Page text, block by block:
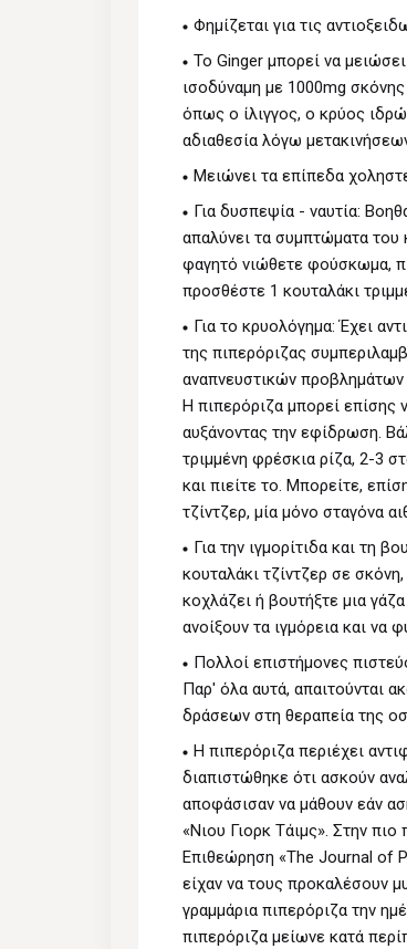
Φημίζεται για τις
Το Ginger μπορεί να
ισοδύναμη με 1000mg
όπως ο ίλιγγος, ο κρύος
αδιαθεσία λόγω
Mειώνει τα επίπεδα
Για δυσπεψία - ναυτία:
απαλύνει τα συμπτώματα
φαγητό νιώθετε φούσκωμα,
προσθέστε 1 κουταλάκι
Για το κρυολόγημα: Έχει
της πιπερόριζας
αναπνευστικών
Η πιπερόριζα μπορεί επίσης
αυξάνοντας την εφίδρωση.
τριμμένη φρέσκια ρίζα, 2-3
και πιείτε το. Mπορείτε,
τζίντζερ, μία μόνο σταγόνα
Για την ιγμορίτιδα και τη
κουταλάκι τζίντζερ σε
κοχλάζει ή βουτήξτε μια
ανοίξουν τα ιγμόρεια και να
Πολλοί επιστήμονες
Παρ' όλα αυτά, απαιτούνται
δράσεων στη θεραπεία της
Η πιπερόριζα περιέχει
διαπιστώθηκε ότι ασκούν
αποφάσισαν να μάθουν εάν
«Νιου Γιορκ Τάιμς». Στην
Επιθεώρηση «The Journal of
είχαν να τους προκαλέσουν
γραμμάρια πιπερόριζα την
πιπερόριζα μείωνε κατά